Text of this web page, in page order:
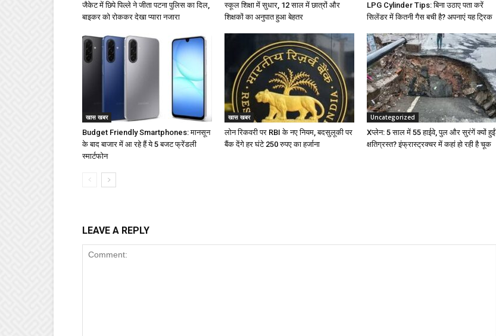
जैकेट में छिपे पिल्ले ने जीता पटना पुलिस का दिल,
बाइकर को रोककर देखा प्यारा नजारा
स्कूल शिक्षा में सुधार, 12 साल में छात्रों और
शिक्षकों का अनुपात हुआ बेहतर
LPG Cylinder Tips: बिना उठाए पता करें
सिलेंडर में कितनी गैस बची है? अपनाएं यह ट्रिक
खास खबर
Budget Friendly Smartphones: मानसून
के बाद बाजार में आ रहे हैं ये 5 बजट फ्रेंडली
स्मार्टफोन
खास खबर
लोन रिकवरी पर RBI के नए नियम, बदसुलूकी पर
बैंक देंगे हर घंटे 250 रुपए का हर्जाना
Uncategorized
Xप्लेन: 5 साल में 55 हाईवे, पुल और सुरंगें क्यों हुईं
क्षतिग्रस्त? इंफ्रास्ट्रक्चर में कहां हो रही है चूक
LEAVE A REPLY